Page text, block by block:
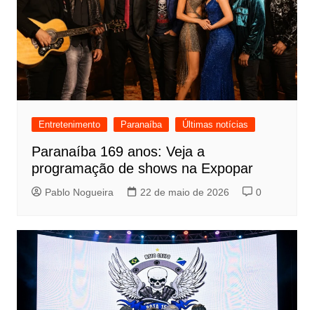
Entretenimento Paranaíba Últimas notícias
Paranaíba 169 anos: Veja a
programação de shows na Expopar
Pablo Nogueira 22 de maio de 2026 0